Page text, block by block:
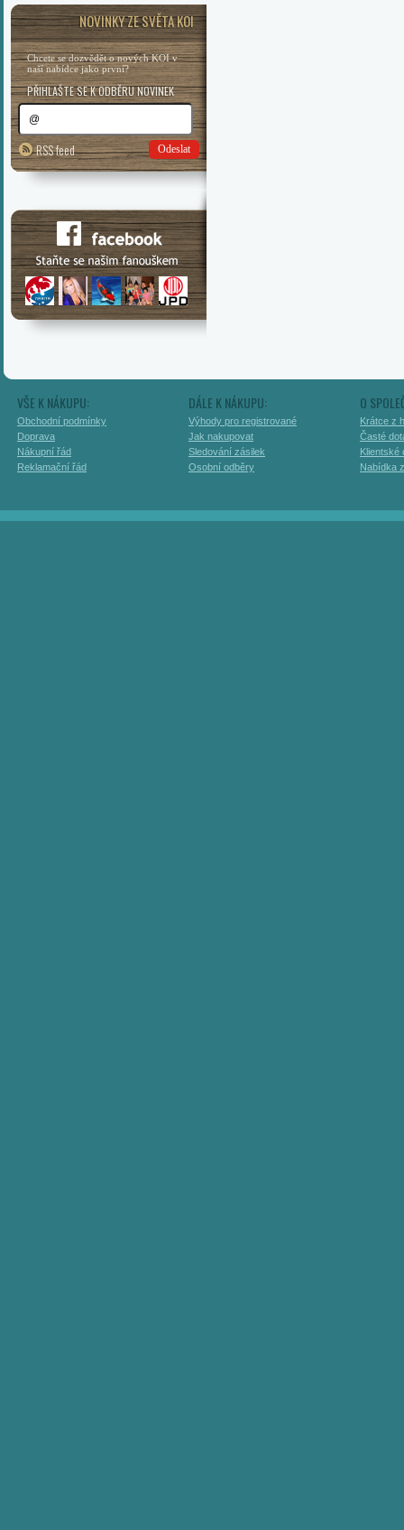
NOVINKY ZE SVĚTA KOI
Chcete se dozvědět o nových KOI v
naší nabídce jako první?
PŘIHLAŠTE SE K ODBĚRU NOVINEK
RSS feed Odeslat
VŠE K NÁKUPU:
Obchodní podmínky
Doprava
Nákupní řád
Reklamační řád
DÁLE K NÁKUPU:
Výhody pro registrované
Jak nakupovat
Sledování zásilek
Osobní odběry
O
Krátce z
Časté
Klientské
Nabídka